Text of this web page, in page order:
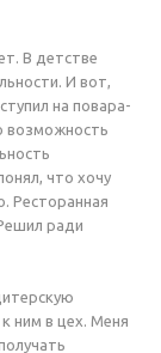
В детстве
И вот,
на повара-
возможность
что хочу
Ресторанная
ради
ним в цех. Меня